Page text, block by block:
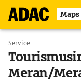
Maps
Service
Meran/